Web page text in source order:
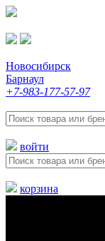
Новосибирск
Барнаул
+7-983-177-57-97
войти
корзина